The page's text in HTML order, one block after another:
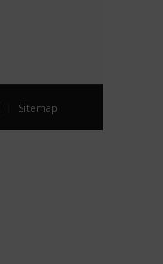
Sitemap